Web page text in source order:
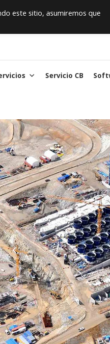
Servicio CB
este sitio, asumiremos que